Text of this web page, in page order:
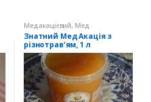
Мед акацієвий, Мед
натуральний, Мед різнотрав'я
Знатний Мед Акація з
різнотрав’ям, 1 л